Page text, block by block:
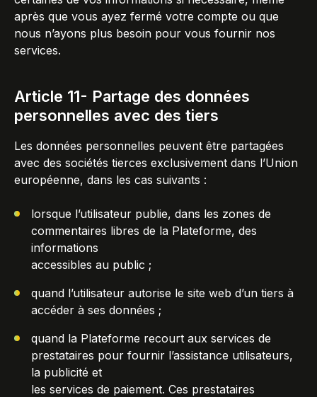
après que vous ayez fermé votre compte ou que
nous n’ayons plus besoin pour vous fournir nos
services.
Article 11- Partage des données
personnelles avec des tiers
Les données personnelles peuvent être partagées
avec des sociétés tierces exclusivement dans l’Union
européenne, dans les cas suivants :
lorsque l’utilisateur publie, dans les zones de
commentaires libres de la Plateforme, des
informations
accessibles au public ;
quand l’utilisateur autorise le site web d’un tiers à
accéder à ses données ;
quand la Plateforme recourt aux services de
prestataires pour fournir l’assistance utilisateurs,
la publicité et
les services de paiement. Ces prestataires